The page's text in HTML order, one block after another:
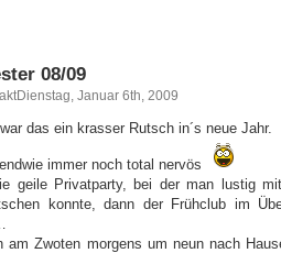
08/09
Januar 6th, 2009
das ein krasser Rutsch in´s neue Jahr.
immer noch total nervös
geile Privatparty, bei der man lustig
konnte, dann der Frühclub im
am Zwoten morgens um neun nach